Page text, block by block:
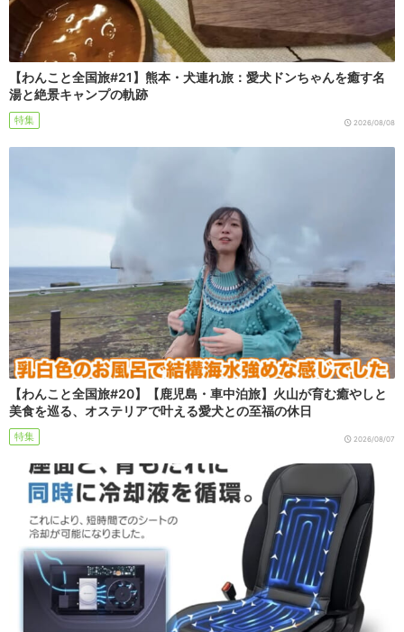
【わんこと全国旅#21】熊本・犬連れ旅：愛犬ドンちゃんを癒す名
湯と絶景キャンプの軌跡
特集 2026/08/08
【わんこと全国旅#20】【鹿児島・車中泊旅】火山が育む癒やしと
美食を巡る、オステリアで叶える愛犬との至福の休日
特集 2026/08/07